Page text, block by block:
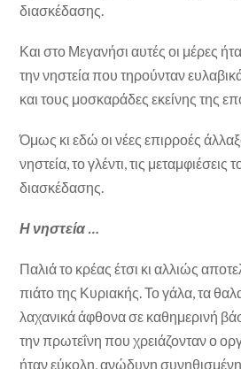
διασκέδασης.
Και στο Μεγανήσι αυτές οι μέρες
την νηστεία που τηρούνταν
και τους μοσκαράδες εκείνης της
Όμως κι εδώ οι νέες επιρροές
νηστεία, το γλέντι, τις μεταμφιέσεις
διασκέδασης.
Η νηστεία …
Παλιά το κρέας έτσι κι αλλιώς
πιάτο της Κυριακής. Το γάλα, τα
λαχανικά άφθονα σε καθημερινή
την πρωτεΐνη που χρειάζονταν ο
ήταν εύκολη, ανώδυνη συνηθισμένη